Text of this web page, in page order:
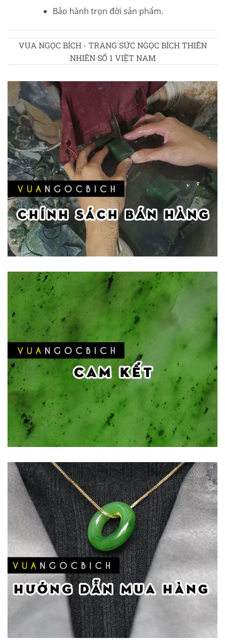
Bảo hành trọn đời sản phẩm.
VUA NGỌC BÍCH - TRANG SỨC NGỌC BÍCH THIÊN
NHIÊN SỐ 1 VIỆT NAM